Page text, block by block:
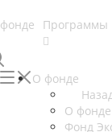
Программы
О фонде
О фонде
Фонд